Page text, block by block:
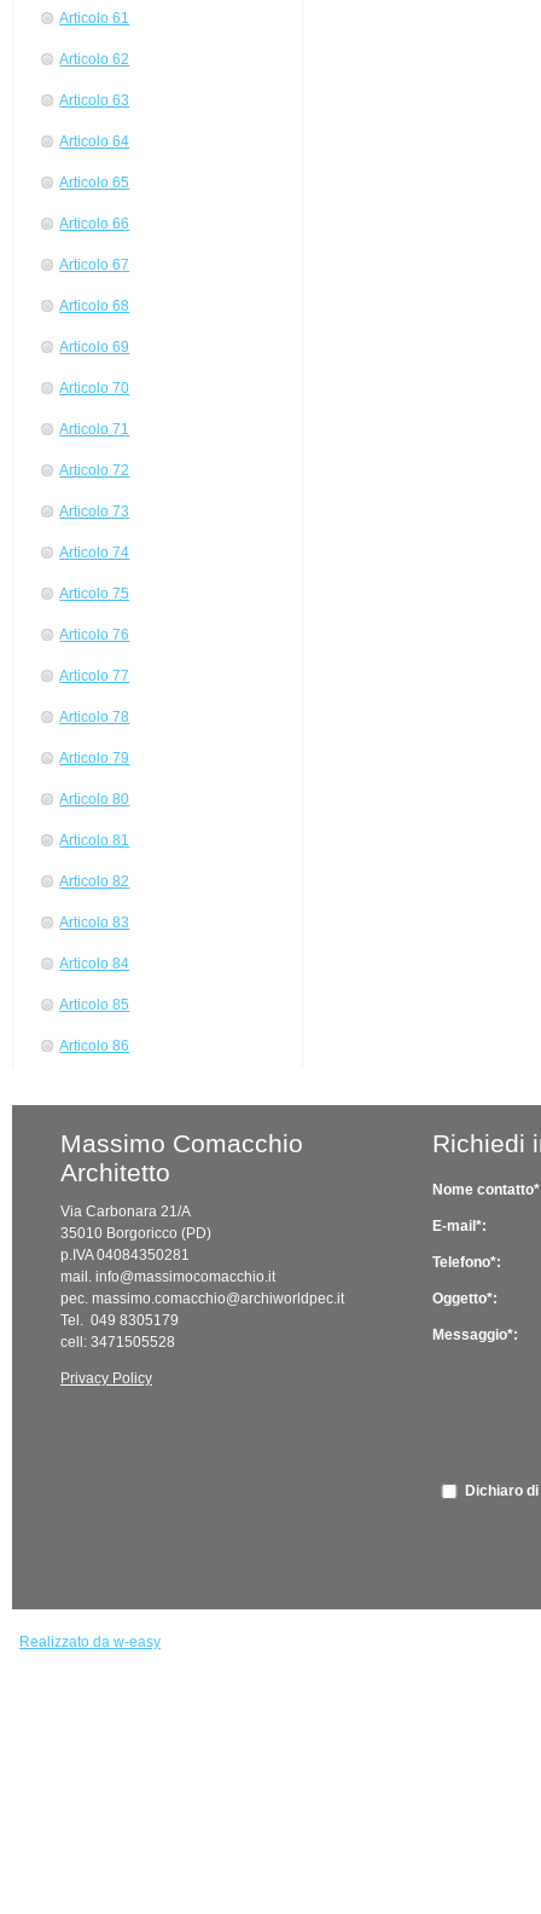
Articolo 61
Articolo 62
Articolo 63
Articolo 64
Articolo 65
Articolo 66
Articolo 67
Articolo 68
Articolo 69
Articolo 70
Articolo 71
Articolo 72
Articolo 73
Articolo 74
Articolo 75
Articolo 76
Articolo 77
Articolo 78
Articolo 79
Articolo 80
Articolo 81
Articolo 82
Articolo 83
Articolo 84
Articolo 85
Articolo 86
Massimo Comacchio
Architetto
Via Carbonara 21/A
35010 Borgoricco (PD)
p.IVA 04084350281
mail. info@massimocomacchio.it
pec. massimo.comacchio@archiworldpec.it
Tel. 049 8305179
cell: 3471505528
Privacy Policy
Richiedi
Nome
E-mail*:
Telefono*:
Oggetto*:
Messaggio*:
Dichiaro
Realizzato da w-easy